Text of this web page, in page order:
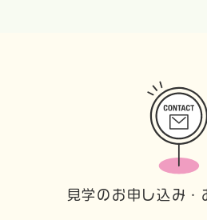
見学のお申し込み・